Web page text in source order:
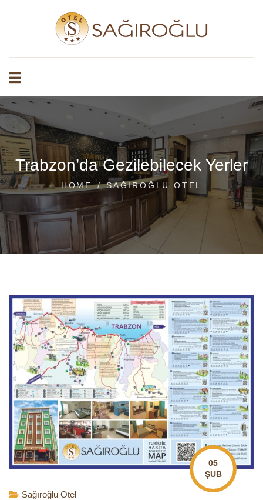
Trabzon’da Gezilebilecek Yerler
HOME SAĞIROĞLU OTEL
05
ŞUB
Sağıroğlu Otel